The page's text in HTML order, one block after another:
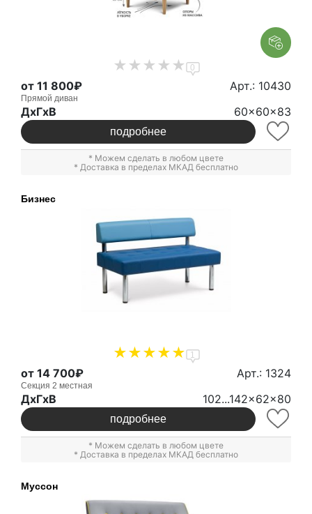
0
от 11 800₽ Арт.: 10430
Прямой диван
ДxГxВ 60x60x83
подробнее
* Можем сделать в любом цвете
* Доставка в пределах МКАД бесплатно
Бизнес
1
от 14 700₽ Арт.: 1324
Секция 2 местная
ДxГxВ 102...142x62x80
подробнее
* Можем сделать в любом цвете
* Доставка в пределах МКАД бесплатно
Муссон